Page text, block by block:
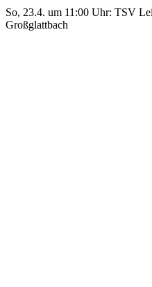
So, 23.4. um 11:00 Uhr: TSV
Großglattbach